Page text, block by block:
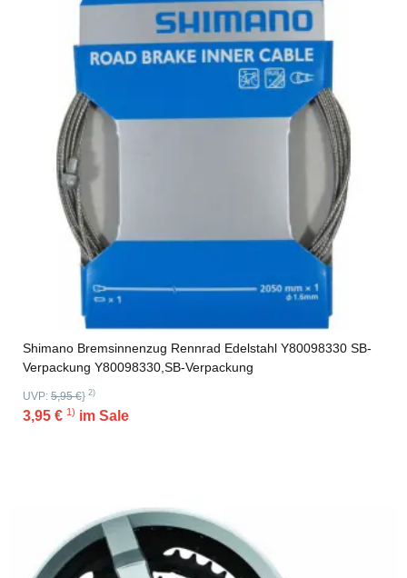
Shimano Bremsinnenzug Rennrad Edelstahl Y80098330 SB-
Verpackung Y80098330,SB-Verpackung
UVP: 5,95 €} 2)
3,95 € 1) im Sale